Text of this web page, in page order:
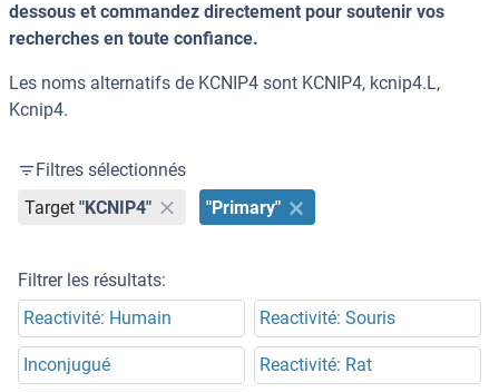
dessous et commandez directement pour soutenir vos
recherches en toute confiance.
Les noms alternatifs de KCNIP4 sont KCNIP4, kcnip4.L,
Kcnip4.
Filtres sélectionnés
Target "KCNIP4" "Primary"
Filtrer les résultats:
Reactivité: Humain
Reactivité: Souris
Inconjugué Reactivité: Rat